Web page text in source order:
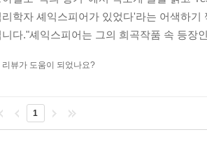
인물로 읽히기도 하는데, 저자들은 이른
길러낼 수 있을지까지 질문을 확장한다.
점 3. 인간 마음의 본성-의식의 수면 아래
피어는 누구보다 앞서 인간 마음속을 활
름 밤의 꿈』을 통해 당시 사람들이 잠과
리학자 셰익스피어가 있었다'라는 어색하
니다."셰익스피어는 그의 희곡작품 속 등장
리뷰가 도움이 되었나요?
1